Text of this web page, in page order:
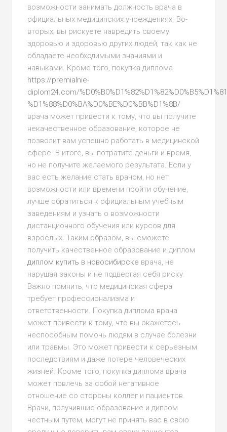
возможности занимать должность врача в
официальных медицинских учреждениях. Во-
вторых, вы рискуете навредить своему
здоровью и здоровью других людей, так как не
обладаете необходимыми знаниями и
навыками. Кроме того, покупка диплома
https://premialnie-
diplom24.com/
%D1%88%D0%BA%D0%BE%D0%BB%D1%8B/
врача может привести к тому, что вы получите
некачественное образование, которое не
позволит вам успешно работать в медицинской
сфере. В итоге, вы потратите деньги и время,
но не получите желаемого результата. Если у
вас есть желание стать врачом, но нет
возможности или времени пройти обучение,
лучше обратиться к официальным учебным
заведениям и узнать о возможности
дистанционного обучения или курсов для
взрослых. Таким образом, вы сможете
получить качественное образование и диплом
диплом купить в новосибирске врача, не
нарушая законы и не подвергая себя риску.
Важно помнить, что медицинская сфера
требует профессионализма и
ответственности. Покупка диплома врача
может привести к тому, что вы окажетесь
неспособным помочь людям в случае болезни
или травмы. Это может привести к серьезным
последствиям и даже потере человеческих
жизней. Кроме того, покупка диплома врача
может повлечь за собой негативное
отношение со стороны коллег и пациентов.
Врачи, получившие образование и диплом
честным путем, могут не принять вас в свою